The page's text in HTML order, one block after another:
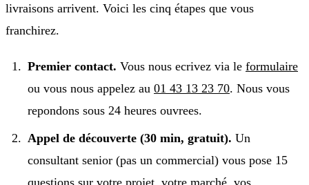
livraisons arrivent. Voici les cinq étapes que vous
franchirez.
Premier contact. Vous nous ecrivez via le formulaire
ou vous nous appelez au 01 43 13 23 70. Nous vous
repondons sous 24 heures ouvrees.
Appel de découverte (30 min, gratuit). Un
consultant senior (pas un commercial) vous pose 15
questions sur votre projet, votre marché, vos